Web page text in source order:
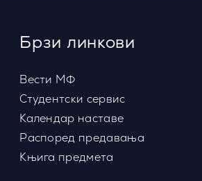
Брзи линкови
Вести МФ
Студентски сервис
Календар наставе
Распоред предавања
Књига предмета